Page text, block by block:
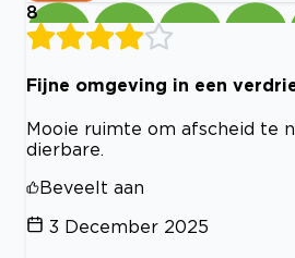
8
Fijne omgeving in een
Mooie ruimte om afscheid te
dierbare.
Beveelt aan
3 December 2025